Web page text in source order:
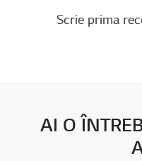
Scrie prima
AI O